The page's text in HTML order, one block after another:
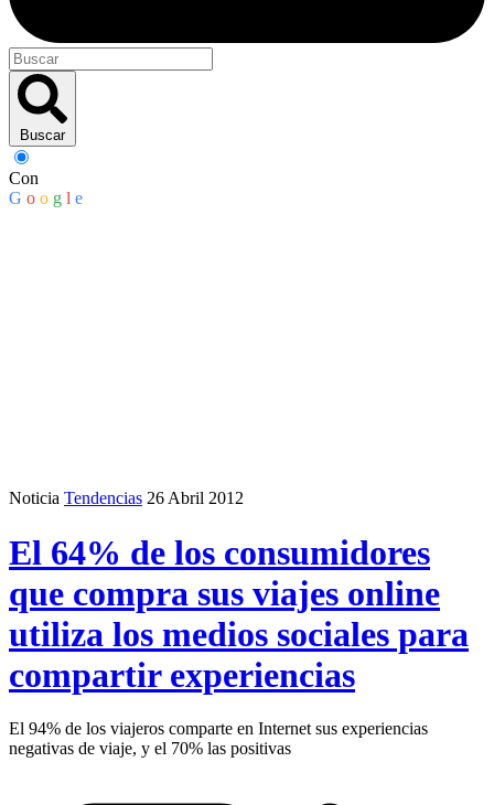
Buscar
Con
G o o g l e
Noticia Tendencias 26 Abril 2012
El 64% de los consumidores
que compra sus viajes online
utiliza los medios sociales para
compartir experiencias
El 94% de los viajeros comparte en Internet sus experiencias
negativas de viaje, y el 70% las positivas